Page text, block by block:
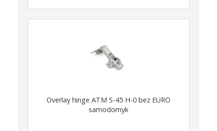
Overlay hinge ATM S-45 H-0 bez EURO
samodomyk